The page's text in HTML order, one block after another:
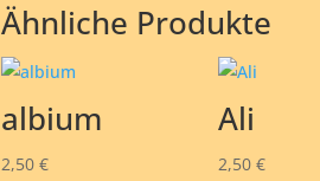
Ähnliche Produkte
albium
2,50€
Ali
2,50 €